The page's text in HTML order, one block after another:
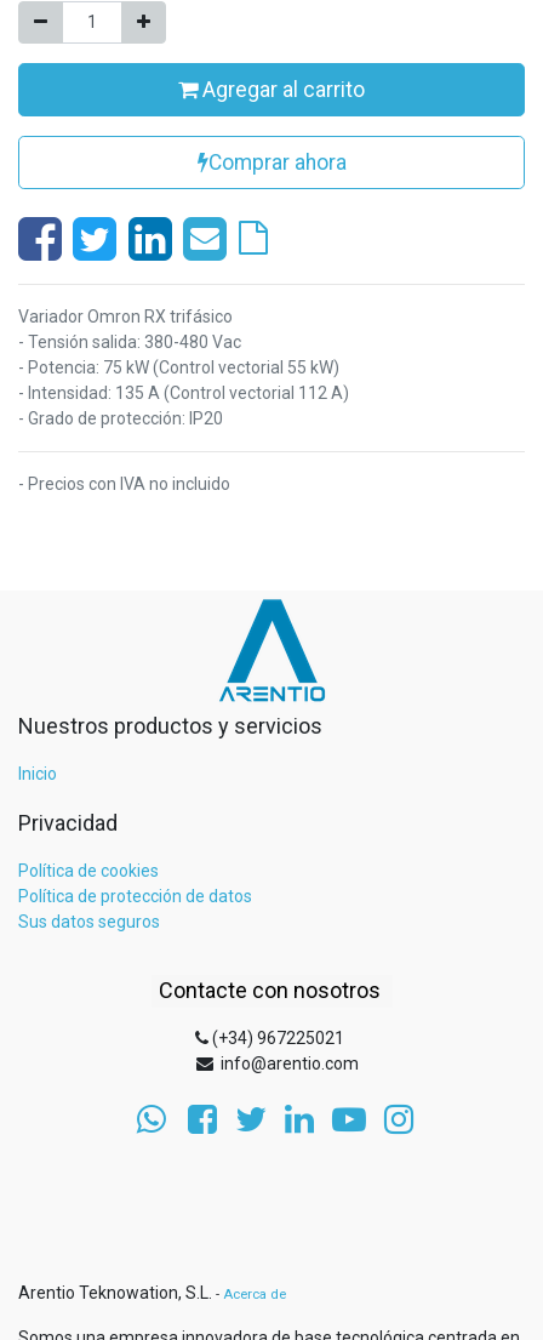
Agregar al carrito
Comprar ahora
Variador Omron RX trifásico
- Tensión salida: 380-480 Vac
- Potencia: 75 kW (Control vectorial 55 kW)
- Intensidad: 135 A (Control vectorial 112 A)
- Grado de protección: IP20
- Precios con IVA no incluido
Nuestros productos y servicios
Inicio
Privacidad
Política de cookies
Política de protección de datos
Sus datos seguros
Contacte con nosotros
(+34) 967225021
info@arentio.com
Arentio Teknowation, S.L. - Acerca de